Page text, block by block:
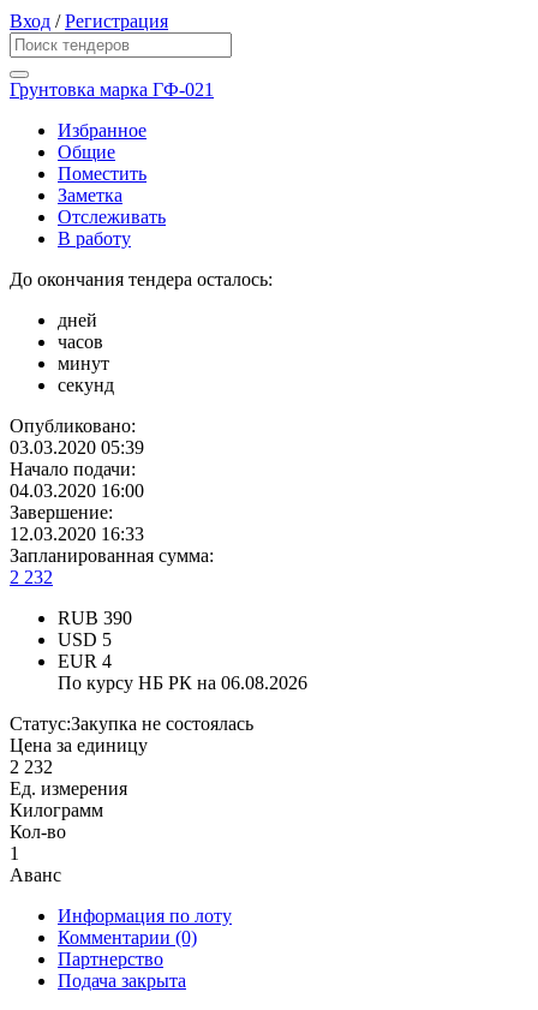
Вход /Регистрация
Грунтовка марка ГФ-021
Избранное
Общие
Поместить
Заметка
Отслеживать
В работу
До окончания тендера осталось:
дней
часов
минут
секунд
Опубликовано:
03.03.2020 05:39
Начало подачи:
04.03.2020 16:00
Завершение:
12.03.2020 16:33
Запланированная сумма:
2 232
RUB 390
USD 5
EUR 4
По курсу НБ РК на 06.08.2026
Статус:Закупка не состоялась
Цена за единицу
2 232
Ед. измерения
Килограмм
Кол-во
1
Аванс
Информация по лоту
Комментарии (0)
Партнерство
Подача закрыта